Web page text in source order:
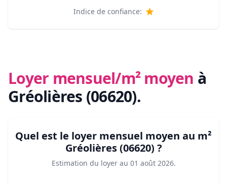
Indice de confiance:
Loyer mensuel/m² moyen à
Gréolières (06620).
Quel est le loyer mensuel moyen au m²
Gréolières (06620) ?
Estimation du loyer au 01 août 2026.